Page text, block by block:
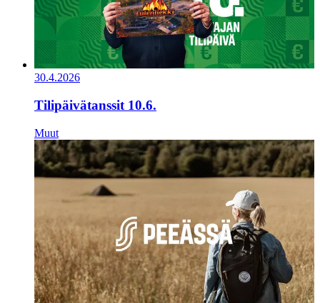
30.4.2026
Tilipäivätanssit 10.6.
Muut